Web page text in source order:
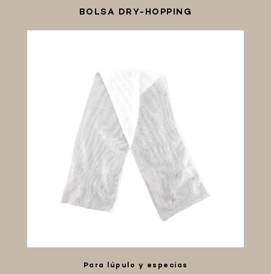
BOLSA DRY-HOPPING
Para lúpulo y especias